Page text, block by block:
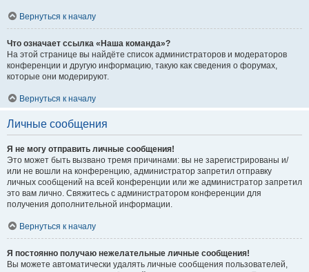
Вернуться к началу
Что означает ссылка «Наша команда»?
На этой странице вы найдёте список администраторов и модераторов
конференции и другую информацию, такую как сведения о форумах,
которые они модерируют.
Вернуться к началу
Личные сообщения
Я не могу отправить личные сообщения!
Это может быть вызвано тремя причинами: вы не зарегистрированы и/
или не вошли на конференцию, администратор запретил отправку
личных сообщений на всей конференции или же администратор запретил
это вам лично. Свяжитесь с администратором конференции для
получения дополнительной информации.
Вернуться к началу
Я постоянно получаю нежелательные личные сообщения!
Вы можете автоматически удалять личные сообщения пользователей,